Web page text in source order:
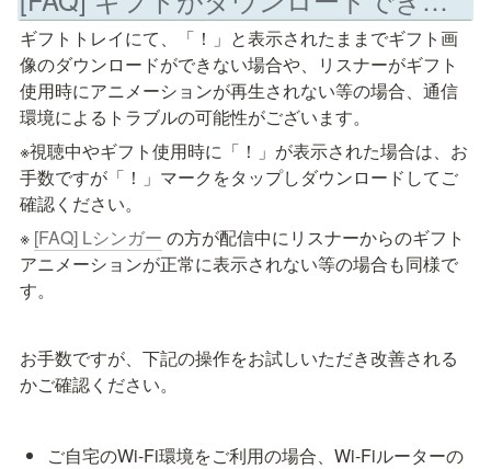
ギフトトレイにて、「！」と表示されたままでギフト画
像のダウンロードができない場合や、リスナーがギフト
使用時にアニメーションが再生されない等の場合、通信
環境によるトラブルの可能性がございます。
※視聴中やギフト使用時に「！」が表示された場合は、お
手数ですが「！」マークをタップしダウンロードしてご
確認ください。
※ [FAQ] Lシンガー の方が配信中にリスナーからのギフト
アニメーションが正常に表示されない等の場合も同様で
す。
お手数ですが、下記の操作をお試しいただき改善される
かご確認ください。
ご自宅のWi-Fi環境をご利用の場合、Wi-Fiルーターの